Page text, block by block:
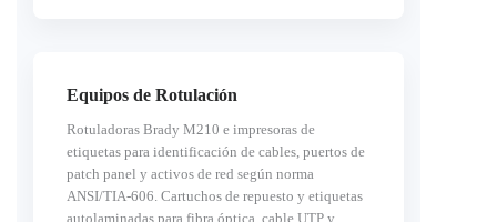
Equipos de Rotulación
Rotuladoras Brady M210 e impresoras de
etiquetas para identificación de cables, puertos de
patch panel y activos de red según norma
ANSI/TIA-606. Cartuchos de repuesto y etiquetas
autolaminadas para fibra óptica, cable UTP y